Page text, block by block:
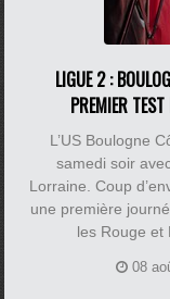
LIGUE 2 :
PREMIER
L’US Boulogne
samedi soir
Lorraine. Coup
une première
les Rouge et
08